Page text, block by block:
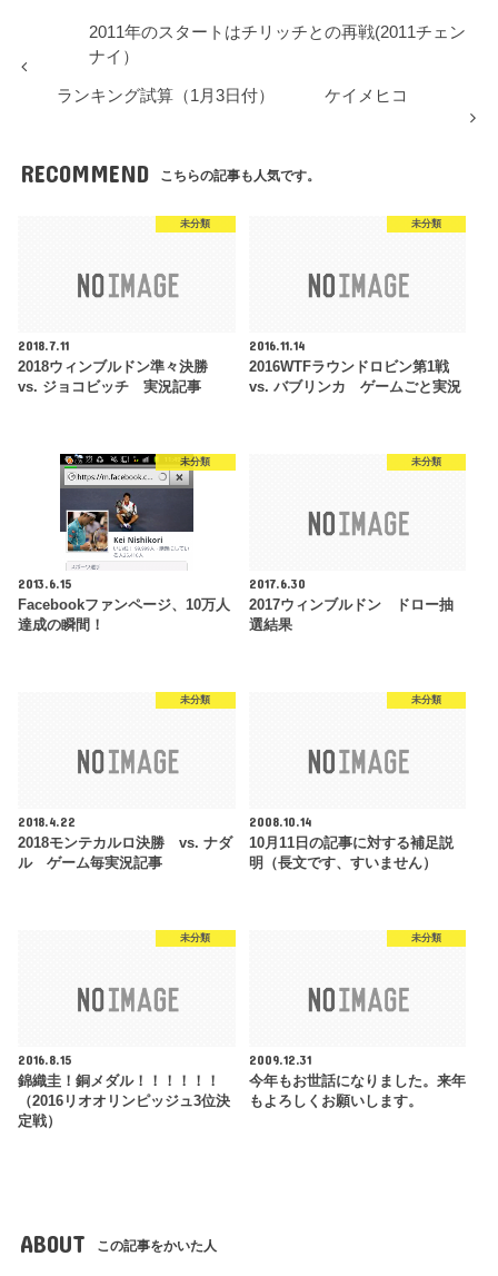
2011年のスタートはチリッチとの再戦(2011チェン
ナイ）
ランキング試算（1月3日付） ケイメヒコ
RECOMMEND こちらの記事も人気です。
未分類
2018.7.11
2018ウィンブルドン準々決勝
vs. ジョコビッチ 実況記事
未分類
2016.11.14
2016WTFラウンドロビン第1戦
vs. バブリンカ ゲームごと実況
未分類
2013.6.15
Facebookファンページ、10万人
達成の瞬間！
未分類
2017.6.30
2017ウィンブルドン ドロー抽
選結果
未分類
2018.4.22
2018モンテカルロ決勝 vs. ナダ
ル ゲーム毎実況記事
未分類
2008.10.14
10月11日の記事に対する補足説
明（長文です、すいません）
未分類
2016.8.15
錦織圭！銅メダル！！！！！！
（2016リオオリンピッジュ3位決
定戦）
未分類
2009.12.31
今年もお世話になりました。来年
もよろしくお願いします。
ABOUT この記事をかいた人